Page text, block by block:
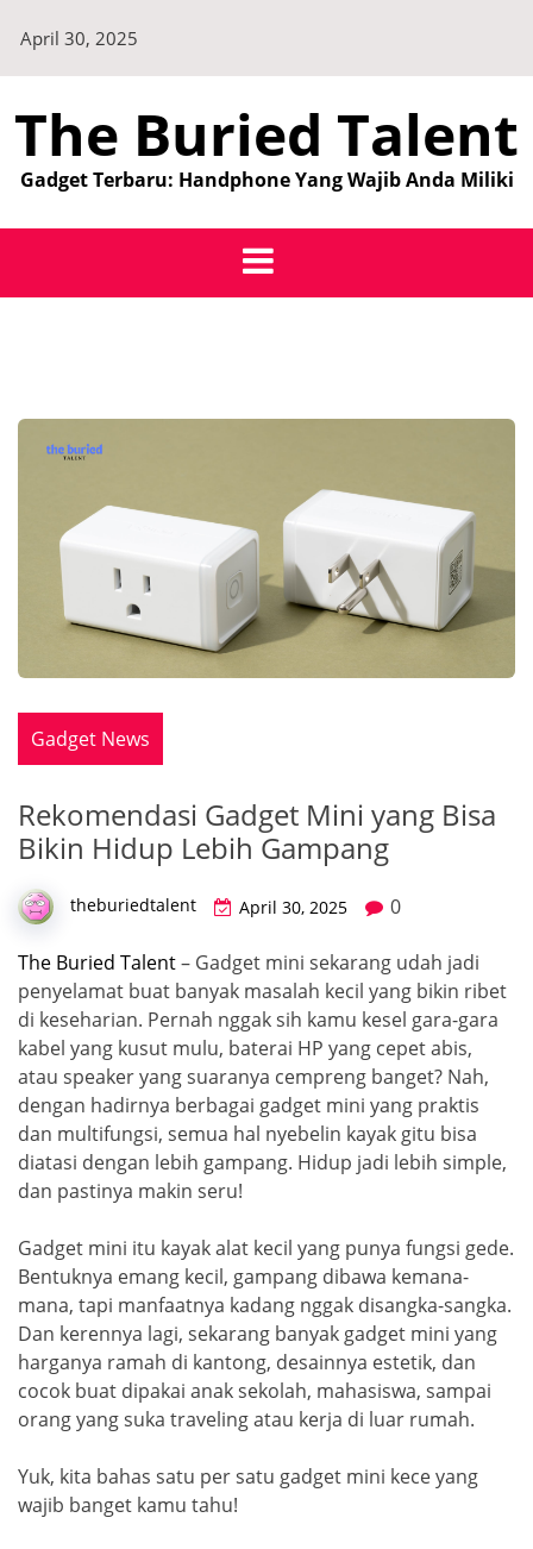
content
April 30, 2025
The Buried Talent
Gadget Terbaru: Handphone Yang Wajib Anda Miliki
Gadget News
Rekomendasi Gadget Mini yang Bisa
Bikin Hidup Lebih Gampang
theburiedtalent April 30, 2025 0
The Buried Talent– Gadget mini sekarang udah jadi
penyelamat buat banyak masalah kecil yang bikin ribet
di keseharian. Pernah nggak sih kamu kesel gara-gara
kabel yang kusut mulu, baterai HP yang cepet abis,
atau speaker yang suaranya cempreng banget? Nah,
dengan hadirnya berbagai gadget mini yang praktis
dan multifungsi, semua hal nyebelin kayak gitu bisa
diatasi dengan lebih gampang. Hidup jadi lebih simple,
dan pastinya makin seru!
Gadget mini itu kayak alat kecil yang punya fungsi gede.
Bentuknya emang kecil, gampang dibawa kemana-
mana, tapi manfaatnya kadang nggak disangka-sangka.
Dan kerennya lagi, sekarang banyak gadget mini yang
harganya ramah di kantong, desainnya estetik, dan
cocok buat dipakai anak sekolah, mahasiswa, sampai
orang yang suka traveling atau kerja di luar rumah.
Yuk, kita bahas satu per satu gadget mini kece yang
wajib banget kamu tahu!